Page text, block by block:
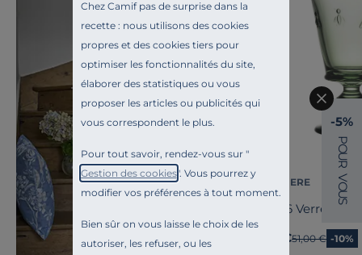
Chez Camif pas de surprise dans la
recette : nous utilisons des cookies
propres et des cookies tiers pour
optimiser les fonctionnalités du site,
élaborer des statistiques ou vous
proposer les articles ou publicités qui
vous correspondent le plus.
Pour tout savoir, rendez-vous sur "
Gestion des cookies". Vous pourrez y
modifier vos préférences à tout moment.
Bien sûr on vous laisse le choix de les
autoriser, les refuser, ou les
Toute l'inspiration
Niort Ville
LA ROCHERE
Lot de 6 Verres à
45,90 €Ancien prix
51,00 € -10%
-5%
P
O
U
R
V
O
U
S